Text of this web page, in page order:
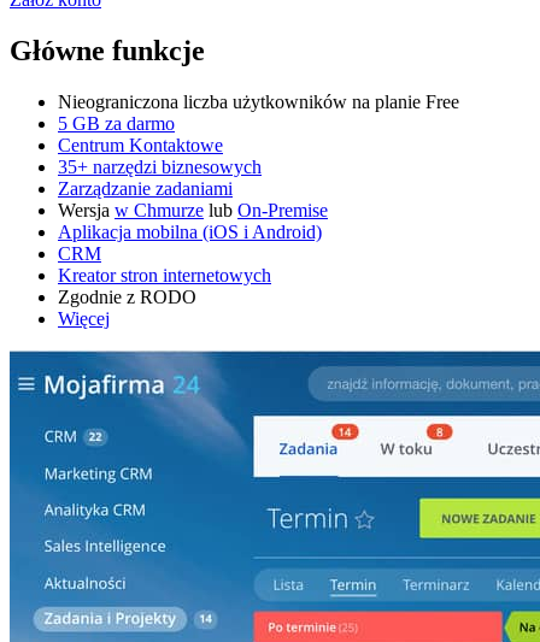
Główne funkcje
Nieograniczona liczba użytkowników na planie Free
5 GB za darmo
Centrum Kontaktowe
35+ narzędzi biznesowych
Zarządzanie zadaniami
Wersja w Chmurze lub On-Premise
Aplikacja mobilna (iOS i Android)
CRM
Kreator stron internetowych
Zgodnie z RODO
Więcej